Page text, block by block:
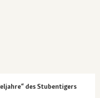
des Stubentigers